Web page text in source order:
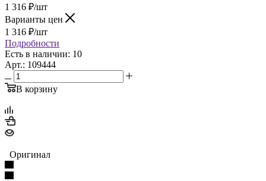
1 316 ₽/шт
Варианты цен
1 316 ₽/шт
Подробности
Есть в наличии: 10
Арт.: 109444
В корзину
Оригинал